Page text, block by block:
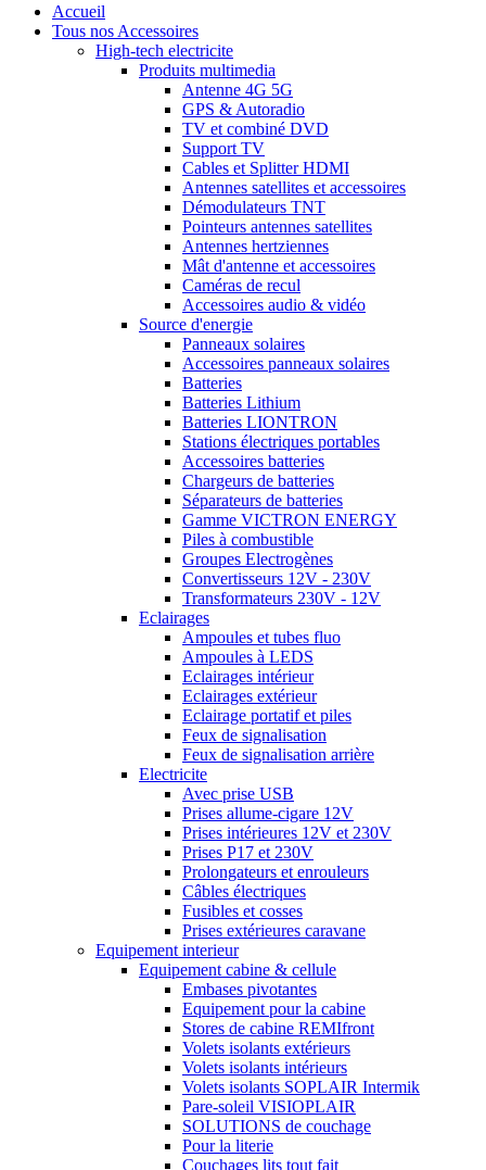
Accueil
Tous nos Accessoires
High-tech electricite
Produits multimedia
Antenne 4G 5G
GPS & Autoradio
TV et combiné DVD
Support TV
Cables et Splitter HDMI
Antennes satellites et accessoires
Démodulateurs TNT
Pointeurs antennes satellites
Antennes hertziennes
Mât d'antenne et accessoires
Caméras de recul
Accessoires audio & vidéo
Source d'energie
Panneaux solaires
Accessoires panneaux solaires
Batteries
Batteries Lithium
Batteries LIONTRON
Stations électriques portables
Accessoires batteries
Chargeurs de batteries
Séparateurs de batteries
Gamme VICTRON ENERGY
Piles à combustible
Groupes Electrogènes
Convertisseurs 12V - 230V
Transformateurs 230V - 12V
Eclairages
Ampoules et tubes fluo
Ampoules à LEDS
Eclairages intérieur
Eclairages extérieur
Eclairage portatif et piles
Feux de signalisation
Feux de signalisation arrière
Electricite
Avec prise USB
Prises allume-cigare 12V
Prises intérieures 12V et 230V
Prises P17 et 230V
Prolongateurs et enrouleurs
Câbles électriques
Fusibles et cosses
Prises extérieures caravane
Equipement interieur
Equipement cabine & cellule
Embases pivotantes
Equipement pour la cabine
Stores de cabine REMIfront
Volets isolants extérieurs
Volets isolants intérieurs
Volets isolants SOPLAIR Intermik
Pare-soleil VISIOPLAIR
SOLUTIONS de couchage
Pour la literie
Couchages lits tout fait